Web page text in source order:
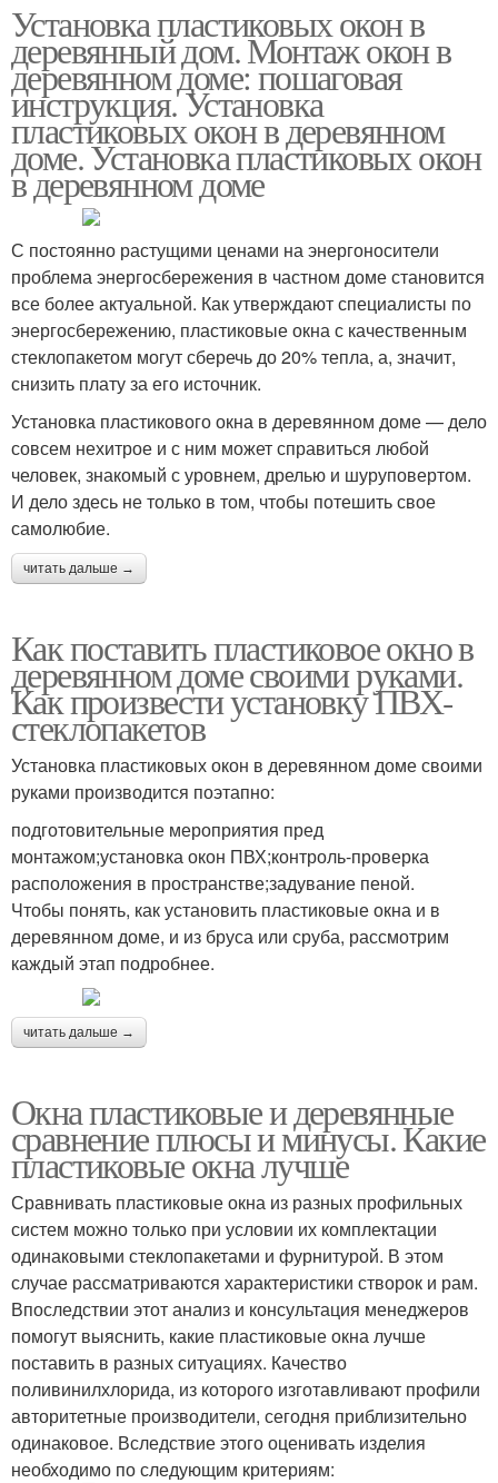
Установка пластиковых окон в
деревянный дом. Монтаж окон в
деревянном доме: пошаговая
инструкция. Установка
пластиковых окон в деревянном
доме. Установка пластиковых окон
в деревянном доме
С постоянно растущими ценами на энергоносители
проблема энергосбережения в частном доме становится
все более актуальной. Как утверждают специалисты по
энергосбережению, пластиковые окна с качественным
стеклопакетом могут сберечь до 20% тепла, а, значит,
снизить плату за его источник.
Установка пластикового окна в деревянном доме — дело
совсем нехитрое и с ним может справиться любой
человек, знакомый с уровнем, дрелью и шуруповертом.
И дело здесь не только в том, чтобы потешить свое
самолюбие.
читать дальше →
Как поставить пластиковое окно в
деревянном доме своими руками.
Как произвести установку ПВХ-
стеклопакетов
Установка пластиковых окон в деревянном доме своими
руками производится поэтапно:
подготовительные мероприятия пред
монтажом;установка окон ПВХ;контроль-проверка
расположения в пространстве;задувание пеной.
Чтобы понять, как установить пластиковые окна и в
деревянном доме, и из бруса или сруба, рассмотрим
каждый этап подробнее.
читать дальше →
Окна пластиковые и деревянные
сравнение плюсы и минусы. Какие
пластиковые окна лучше
Сравнивать пластиковые окна из разных профильных
систем можно только при условии их комплектации
одинаковыми стеклопакетами и фурнитурой. В этом
случае рассматриваются характеристики створок и рам.
Впоследствии этот анализ и консультация менеджеров
помогут выяснить, какие пластиковые окна лучше
поставить в разных ситуациях. Качество
поливинилхлорида, из которого изготавливают профили
авторитетные производители, сегодня приблизительно
одинаковое. Вследствие этого оценивать изделия
необходимо по следующим критериям: